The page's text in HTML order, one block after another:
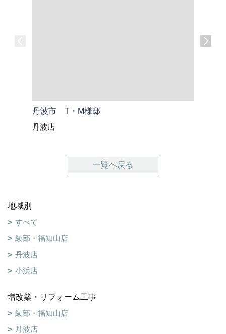
丹波市 T・M様邸
丹波店
一覧へ戻る
地域別
すべて
綾部・福知山店
丹波店
小浜店
増改築・リフォーム工事
綾部・福知山店
丹波店